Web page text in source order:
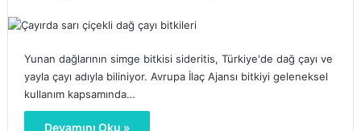
Yunan dağlarının simge bitkisi sideritis, Türkiye'de dağ çayı ve
yayla çayı adıyla biliniyor. Avrupa İlaç Ajansı bitkiyi geleneksel
kullanım kapsamında…
Devamını Oku »